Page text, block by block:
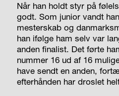
Når han holdt styr på
godt. Som junior vandt
mesterskab og
han ifølge ham selv var
anden finalist. Det førte
nummer 16 ud af 16
have sendt en anden,
efterhånden har droslet